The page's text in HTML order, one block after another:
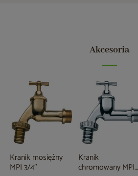
Akcesoria
Kranik mosiężny
MPI 3/4″
Kranik
chromowany MPI